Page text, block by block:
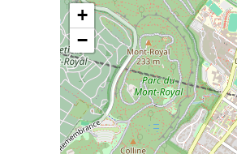
+
−